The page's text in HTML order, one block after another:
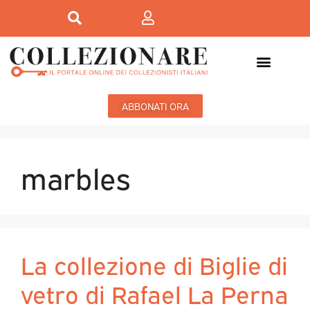
ABBONATI ORA
marbles
La collezione di Biglie di
vetro di Rafael La Perna